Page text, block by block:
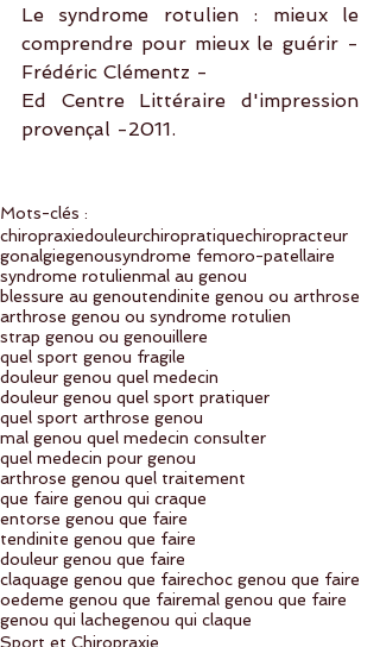
Le syndrome rotulien : mieux le
comprendre pour mieux le guérir -
Frédéric Clémentz -
Ed Centre Littéraire d'impression
provençal -2011.
Mots-clés :
chiropraxiedouleurchiropratiquechiropracteur
gonalgiegenousyndrome femoro-patellaire
syndrome rotulienmal au genou
blessure au genoutendinite genou ou arthrose
arthrose genou ou syndrome rotulien
strap genou ou genouillere
quel sport genou fragile
douleur genou quel medecin
douleur genou quel sport pratiquer
quel sport arthrose genou
mal genou quel medecin consulter
quel medecin pour genou
arthrose genou quel traitement
que faire genou qui craque
entorse genou que faire
tendinite genou que faire
douleur genou que faire
claquage genou que fairechoc genou que faire
oedeme genou que fairemal genou que faire
genou qui lachegenou qui claque
Sport et Chiropraxie